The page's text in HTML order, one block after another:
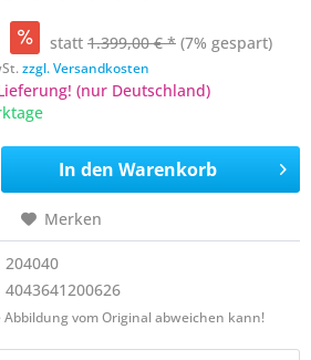
statt 1.399,00 € * (7% gespart)
zzgl. Versandkosten
(nur Deutschland)
In den Warenkorb
Merken
204040
4043641200626
Abbildung vom Original abweichen kann!